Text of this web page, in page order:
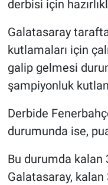
derbisi için
Galatasaray
kutlamaları için
galip gelmesi
şampiyonluk
Derbide
durumunda ise,
Bu durumda kalan
Galatasaray, kalan